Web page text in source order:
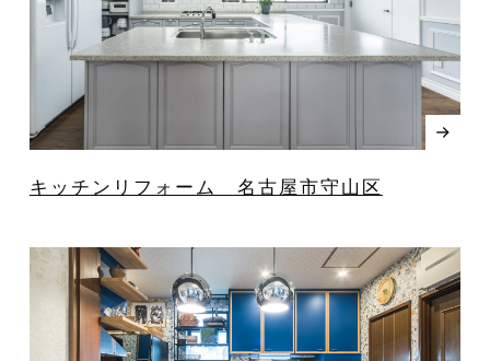
キッチンリフォーム 名古屋市守山区